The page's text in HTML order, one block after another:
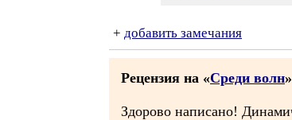
+ добавить замечания
Рецензия на «Среди волн
Здорово написано!